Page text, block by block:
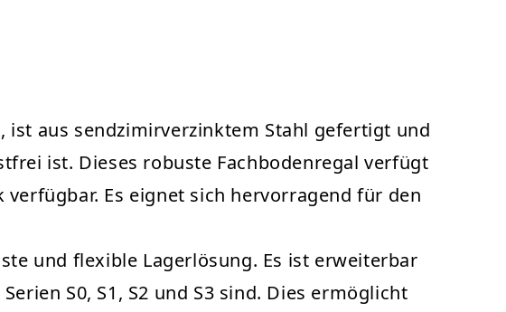
ist aus sendzimirverzinktem Stahl gefertigt und
ist. Dieses robuste Fachbodenregal verfügt
Es eignet sich hervorragend für den
und flexible Lagerlösung. Es ist erweiterbar
S0, S1, S2 und S3 sind. Dies ermöglicht